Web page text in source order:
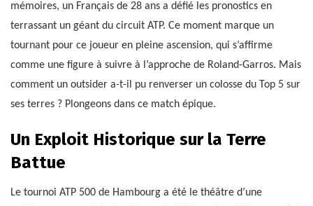
mémoires, un Français de 28 ans a défié les pronostics en
terrassant un géant du circuit ATP. Ce moment marque un
tournant pour ce joueur en pleine ascension, qui s’affirme
comme une figure à suivre à l’approche de Roland-Garros. Mais
comment un outsider a-t-il pu renverser un colosse du Top 5 sur
ses terres ? Plongeons dans ce match épique.
Un Exploit Historique sur la Terre
Battue
Le tournoi ATP 500 de Hambourg a été le théâtre d’une